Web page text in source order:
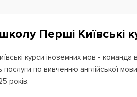
Перші Київські
курси іноземних мов - команда
по вивченню англійської
років.